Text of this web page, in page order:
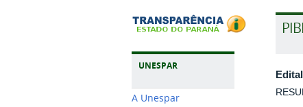
UNESPAR
A Unespar